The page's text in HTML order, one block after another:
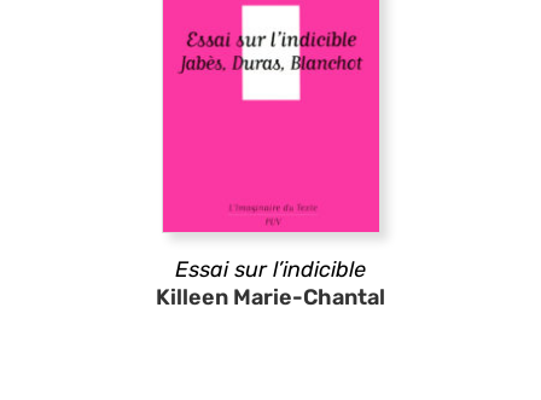
Essai sur l’indicible
Killeen Marie-Chantal